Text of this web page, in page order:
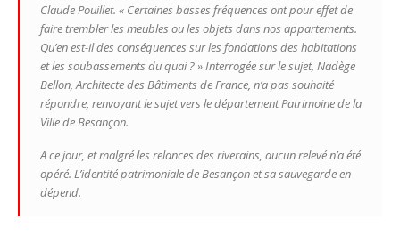
Claude Pouillet. « Certaines basses fréquences ont pour effet de
faire trembler les meubles ou les objets dans nos appartements.
Qu’en est-il des conséquences sur les fondations des habitations
et les soubassements du quai ? »Interrogée sur le sujet, Nadège
Bellon, Architecte des Bâtiments de France, n’a pas souhaité
répondre, renvoyant le sujet vers le département Patrimoine de la
Ville de Besançon.
A ce jour, et malgré les relances des riverains, aucun relevé n’a été
opéré. L’identité patrimoniale de Besançon et sa sauvegarde en
dépend.